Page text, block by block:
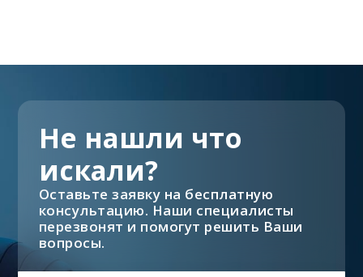
Не нашли что
искали?
Оставьте заявку на бесплатную
консультацию. Наши специалисты
перезвонят и помогут решить Ваши
вопросы.